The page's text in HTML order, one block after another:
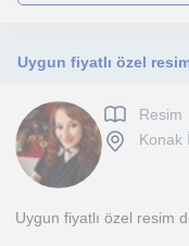
Uygun fiyatlı özel
Resim
Konak
Uygun fiyatlı özel resim